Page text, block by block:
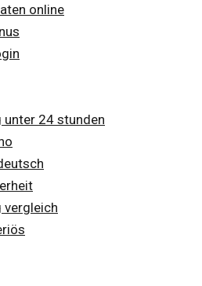
online
unter 24 stunden
vergleich